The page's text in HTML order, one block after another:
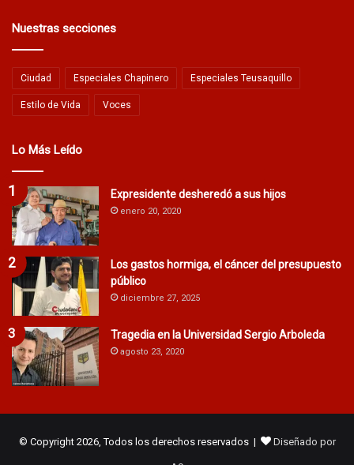
Nuestras secciones
Ciudad Especiales Chapinero Especiales Teusaquillo
Estilo de Vida Voces
Lo Más Leído
Expresidente desheredó a sus hijos
enero 20, 2020
Los gastos hormiga, el cáncer del presupuesto
público
diciembre 27, 2025
Tragedia en la Universidad Sergio Arboleda
agosto 23, 2020
© Copyright 2026, Todos los derechos reservados | Diseñado por